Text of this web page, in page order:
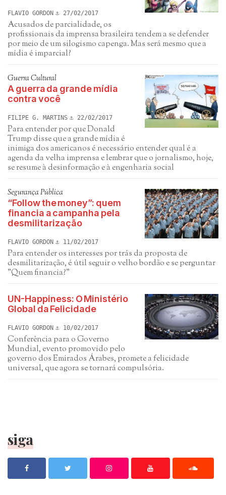
FLAVIO GORDON 27/02/2017
Acusados de parcialidade, os
profissionais da imprensa brasileira tendem a se defender
por meio de um silogismo capenga. Mas será mesmo que a
mídia é imparcial?
Guerra Cultural
A guerra da grande mídia
contra você
FILIPE G. MARTINS 22/02/2017
Para entender por que Donald
Trump disse que a grande mídia é
inimiga dos americanos é necessário entender qual é a
agenda da velha imprensa e lembrar que o jornalismo, hoje,
se resume à desinformação e à engenharia social
Segurança Pública
“Follow the money”: quem
financia a campanha pela
desmilitarização
FLAVIO GORDON 11/02/2017
Para entender os interesses por trás da proposta de
desmilitarização, é útil seguir o velho bordão e se perguntar
"Quem financia?"
UN-Happiness: O Ministério
Global da Felicidade
FLAVIO GORDON 10/02/2017
Conferência para o Governo
Mundial, evento promovido pelo
governo dos Emirados Árabes, promete a felicidade
universal, que agora se tornará compulsória.
siga